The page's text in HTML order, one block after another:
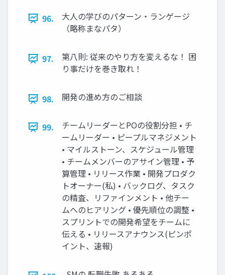
96.
大人の学びのパターン・ランゲージ
（略称まなパタ）
97.
第八則: 従来のやり方を変えるな！ 困
り事だけを巻き取れ！
98. 開発の進め方のご相談
99.
チームリーダーとPOの役割分担 • チ
ームリーダー • ピープルマネジメント
• マイルストーン、スケジュール管理
• チームメンバーのアサイン管理 • 予
算管理 • リリース作業 • 開発プロダク
トオーナー(私) • バックログ、タスク
の精査、リファインメント • 他チー
ムへのヒアリング • 優先順位の調整 •
スプリントでの開発希望をチームに
伝える • リリースアナウンス(ピンポ
イント、速報)